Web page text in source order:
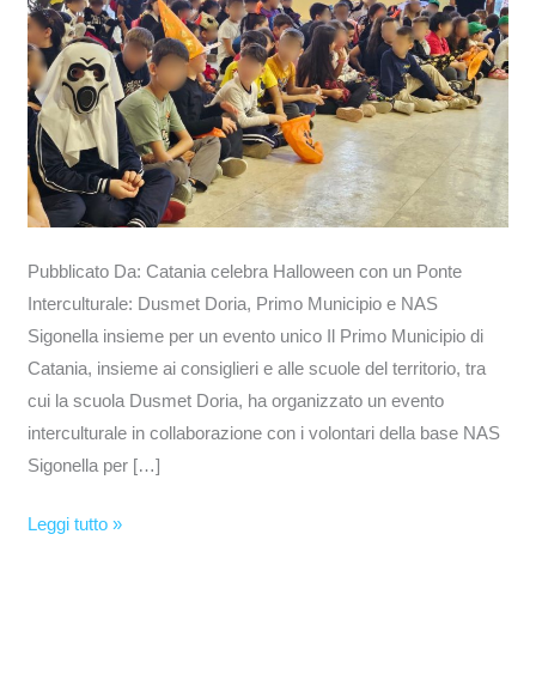
Pubblicato Da: Catania celebra Halloween con un Ponte
Interculturale: Dusmet Doria, Primo Municipio e NAS
Sigonella insieme per un evento unico Il Primo Municipio di
Catania, insieme ai consiglieri e alle scuole del territorio, tra
cui la scuola Dusmet Doria, ha organizzato un evento
interculturale in collaborazione con i volontari della base NAS
Sigonella per […]
Municipio
e
NAS
Sigonella
insieme
per
un
unico
Leggi tutto »